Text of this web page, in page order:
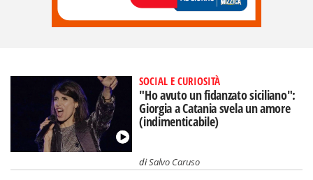
SOCIAL E CURIOSITÀ
"Ho avuto un fidanzato siciliano":
Giorgia a Catania svela un amore
(indimenticabile)
diSalvo Caruso